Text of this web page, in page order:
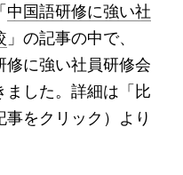
中国語研修に強い社
」の記事の中で、
修に強い社員研修会
ました。詳細は「比
をクリック）より